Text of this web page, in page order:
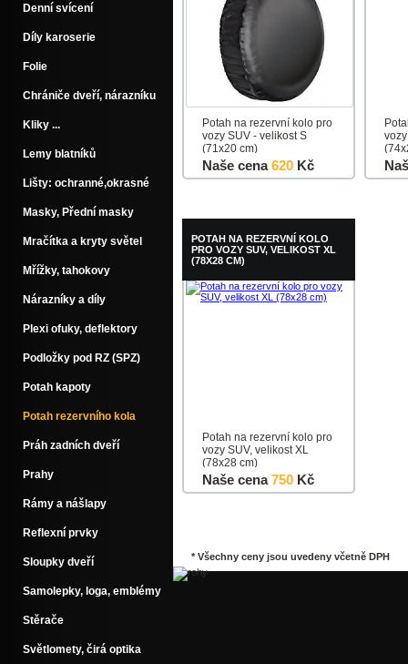
Potah na rezervní kolo pro
vozy SUV - velikost S
(71x20 cm)
Naše cena620 Kč
POTAH NA REZERVNÍ KOLO
PRO VOZY SUV, VELIKOST XL
(78X28 CM)
Potah na rezervní kolo pro
vozy SUV, velikost XL
(78x28 cm)
Naše cena750 Kč
* Všechny ceny jsou uvedeny včetně DPH
Denní svícení
Díly karoserie
Folie
Chrániče dveří, nárazníku
Kliky ...
Lemy blatníků
Lišty: ochranné,okrasné
Masky, Přední masky
Mračítka a kryty světel
Mřížky, tahokovy
Nárazníky a díly
Plexi ofuky, deflektory
Podložky pod RZ (SPZ)
Potah kapoty
Potah rezervního kola
Práh zadních dveří
Prahy
Rámy a nášlapy
Reflexní prvky
Sloupky dveří
Samolepky, loga, emblémy
Stěrače
Světlomety, čirá optika